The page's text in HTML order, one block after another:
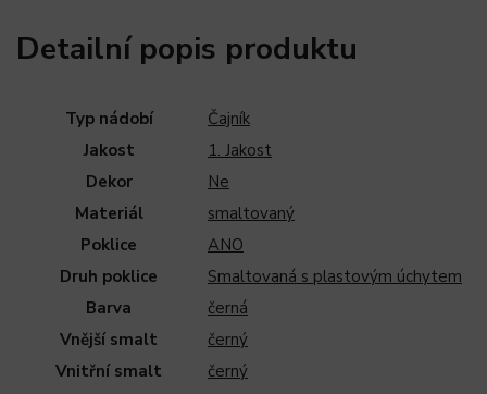
Detailní popis produktu
Typ nádobí
Čajník
Jakost
1. Jakost
Dekor
Ne
Materiál
smaltovaný
Poklice
ANO
Druh poklice
Smaltovaná s plastovým úchytem
Barva
černá
Vnější smalt
černý
Vnitřní smalt
černý